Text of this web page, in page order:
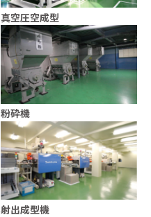
真空圧空成型
粉砕機
射出成型機